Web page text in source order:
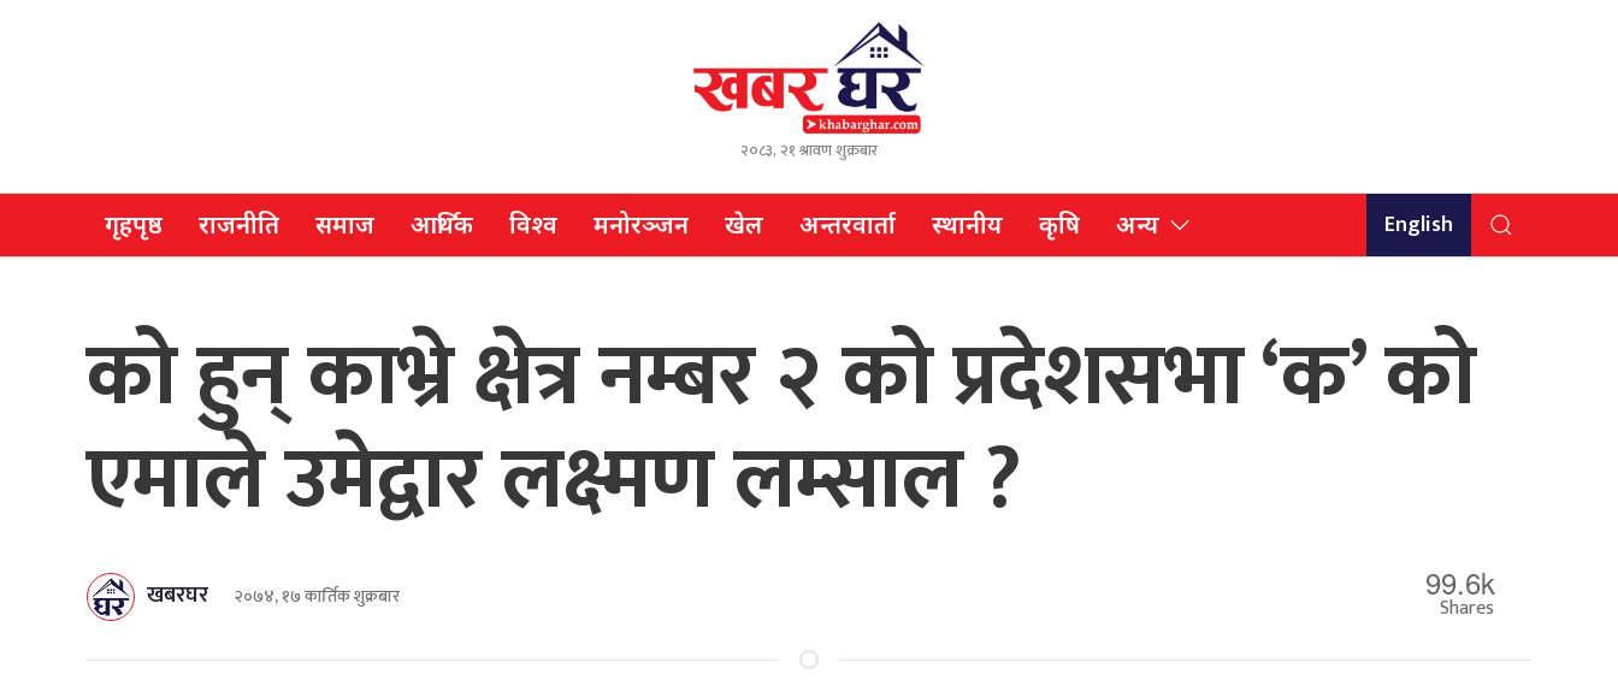
२०८३, २१ श्रावण शुक्रबार
गृहपृष्ठ राजनीति समाज आर्थिक विश्व मनोरञ्जन खेल अन्तरवार्ता स्थानीय कृषि अन्य English
को हुन् काभ्रे क्षेत्र नम्बर २ को प्रदेशसभा ‘क’ को
एमाले उमेद्वार लक्ष्मण लम्साल ?
खबरघर २०७४, १७ कार्तिक शुक्रबार 99.6k
Shares